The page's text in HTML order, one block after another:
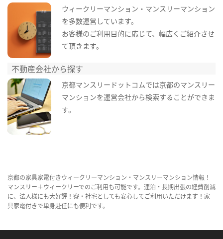
ウィークリーマンション・マンスリーマンション
を多数運営しています。
お客様のご利用目的に応じて、幅広くご紹介させ
て頂きます。
不動産会社から探す
京都マンスリードットコムでは京都のマンスリー
マンションを運営会社から検索することができま
す。
京都の家具家電付きウィークリーマンション・マンスリーマンション情報！
マンスリー＋ウィークリーでのご利用も可能です。連泊・長期出張の経費削減
に、法人様にも大好評！寮・社宅としても安心してご利用いただけます！家
具家電付きで単身赴任にも便利です。